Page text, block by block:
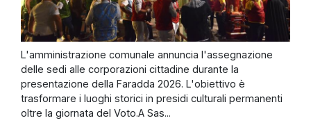
L'amministrazione comunale annuncia l'assegnazione
delle sedi alle corporazioni cittadine durante la
presentazione della Faradda 2026. L'obiettivo è
trasformare i luoghi storici in presidi culturali permanenti
oltre la giornata del Voto.A Sas...